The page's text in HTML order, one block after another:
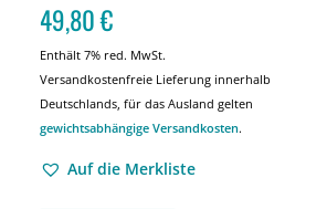
49,80€
Enthält 7% red. MwSt.
Versandkostenfreie Lieferung innerhalb
Deutschlands, für das Ausland gelten
gewichtsabhängige Versandkosten.
Auf die Merkliste